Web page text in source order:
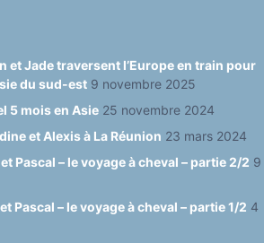
n
n
el
et Jade traversent l’Europe en train pour
du sud-est 9 novembre 2025
5 mois en Asie 25 novembre 2024
et Alexis à La Réunion 23 mars 2024
Pascal – le voyage à cheval – partie 2/2 9
Pascal – le voyage à cheval – partie 1/2 4